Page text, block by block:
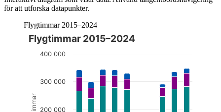
för att utforska datapunkter.
Flygtimmar 2015–2024
Diagrammet är interaktivt. Navigera till diagrammet med
Flygtimmar 2015–2024
200 000
300 000
400 000